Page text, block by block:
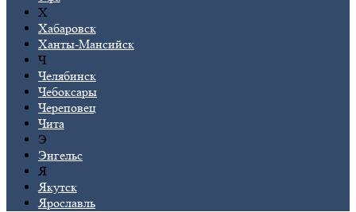
Х
Хабаровск
Ханты-Мансийск
Ч
Челябинск
Чебоксары
Череповец
Чита
Э
Энгельс
Я
Якутск
Ярославль